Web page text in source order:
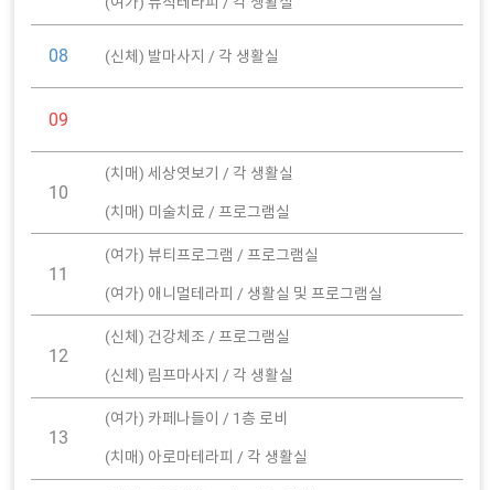
08 (신체) 발마사지 / 각 생활실
09
10
(치매) 세상엿보기 / 각 생활실
(치매) 미술치료 / 프로그램실
11
(여가) 뷰티프로그램 / 프로그램실
(여가) 애니멀테라피 / 생활실 및 프로그램실
12
(신체) 건강체조 / 프로그램실
(신체) 림프마사지 / 각 생활실
13
(여가) 카페나들이 / 1층 로비
(치매) 아로마테라피 / 각 생활실